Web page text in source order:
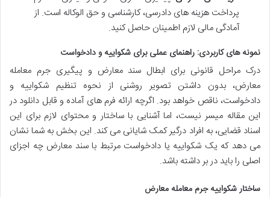
پرداخت هزینه های دادرسی، کارشناسی و حق الوکاله است. از
آمادگی مالی لازم اطمینان حاصل کنید.
نمونه های کاربردی: راهنمای عملی برای شکواییه و دادخواست
درک مراحل قانونی برای ابطال سند معارض و پیگیری جرم معامله
معارض، بدون داشتن تصویر روشنی از نحوه تنظیم شکواییه و
دادخواست، ناقص خواهد بود. اگرچه ارائه فرم های آماده و قابل دانلود در
این مقاله میسر نیست، اما آشنایی با ساختار و محتوای لازم برای این
اسناد قضایی، به افراد درگیر کمک شایانی می کند. این بخش به شما نشان
می دهد که یک شکواییه یا دادخواست مرتبط با سند معارض چه اجزای
اصلی را باید در بر داشته باشد.
ساختار شکواییه جرم معامله معارض